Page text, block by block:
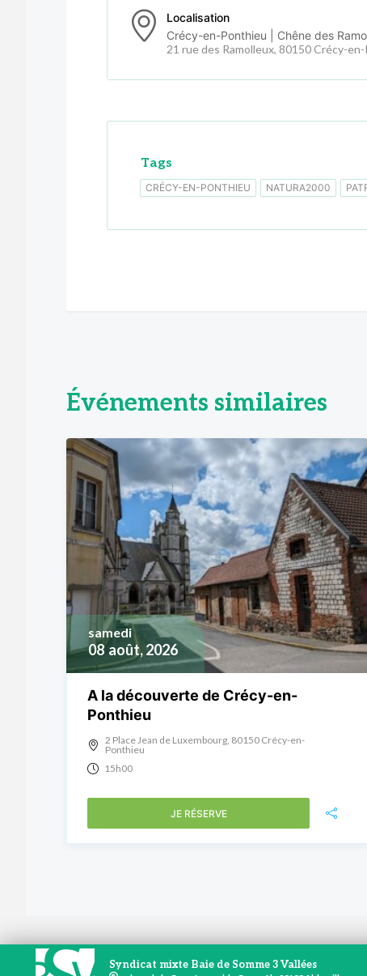
Localisation
Crécy-en-Ponthieu | Chêne des
21 rue des Ramolleux, 80150 Crécy-
Tags
CRÉCY-EN-PONTHIEU NATURA2000
Événements similaires
08 août, 2026
samedi
A la découverte de Crécy-en-
Ponthieu
2 Place Jean de Luxembourg, 80150 Crécy-en-
Ponthieu
15h00
JE RÉSERVE
Syndicat mixte Baie de Somme 3 Vallées